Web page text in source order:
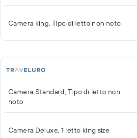
Camera king, Tipo di letto non noto
Camera Standard, Tipo di letto non
noto
Camera Deluxe, 1 letto king size